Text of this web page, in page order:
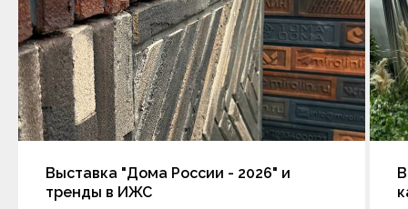
Выставка "Дома России - 2026" и
тренды в ИЖС